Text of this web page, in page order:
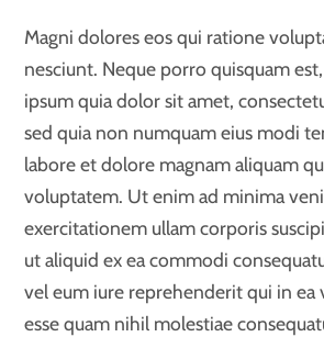
Magni dolores eos qui ratione
nesciunt. Neque porro quisquam
ipsum quia dolor sit amet,
sed quia non numquam eius modi
labore et dolore magnam aliquam
voluptatem. Ut enim ad minima
exercitationem ullam corporis
ut aliquid ex ea commodi
vel eum iure reprehenderit qui in
esse quam nihil molestiae